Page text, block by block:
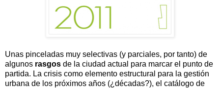
Unas pinceladas muy selectivas (y parciales, por tanto) de
algunos rasgos de la ciudad actual para marcar el punto de
partida. La crisis como elemento estructural para la gestión
urbana de los próximos años (¿décadas?), el catálogo de